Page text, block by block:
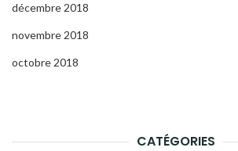
décembre 2018
novembre 2018
octobre 2018
CATÉGORIES